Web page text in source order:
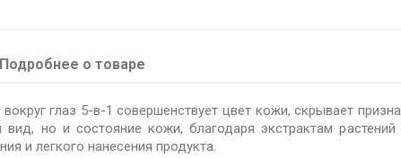
Подробнее о товаре
глаз 5-в-1 совершенствует цвет кожи, скрывает
вид, но и состояние кожи, благодаря экстрактам растений
и легкого нанесения продукта.